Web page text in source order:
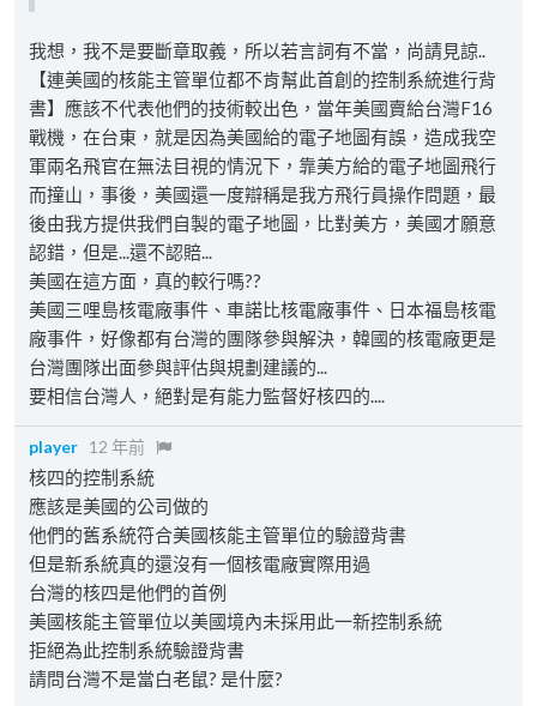
我想，我不是要斷章取義，所以若言詞有不當，尚請見諒..
【連美國的核能主管單位都不肯幫此首創的控制系統進行背
書】應該不代表他們的技術較出色，當年美國賣給台灣F16
戰機，在台東，就是因為美國給的電子地圖有誤，造成我空
軍兩名飛官在無法目視的情況下，靠美方給的電子地圖飛行
而撞山，事後，美國還一度辯稱是我方飛行員操作問題，最
後由我方提供我們自製的電子地圖，比對美方，美國才願意
認錯，但是...還不認賠...
美國在這方面，真的較行嗎??
美國三哩島核電廠事件、車諾比核電廠事件、日本福島核電
廠事件，好像都有台灣的團隊參與解決，韓國的核電廠更是
台灣團隊出面參與評估與規劃建議的...
要相信台灣人，絕對是有能力監督好核四的....
player 12 年前
核四的控制系統
應該是美國的公司做的
他們的舊系統符合美國核能主管單位的驗證背書
但是新系統真的還沒有一個核電廠實際用過
台灣的核四是他們的首例
美國核能主管單位以美國境內未採用此一新控制系統
拒絕為此控制系統驗證背書
請問台灣不是當白老鼠? 是什麼?